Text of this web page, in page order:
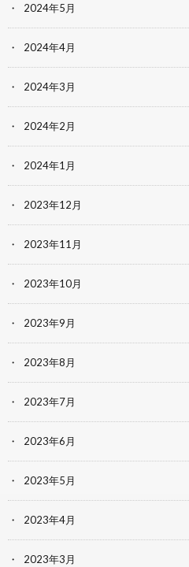
2024年5月
2024年4月
2024年3月
2024年2月
2024年1月
2023年12月
2023年11月
2023年10月
2023年9月
2023年8月
2023年7月
2023年6月
2023年5月
2023年4月
2023年3月